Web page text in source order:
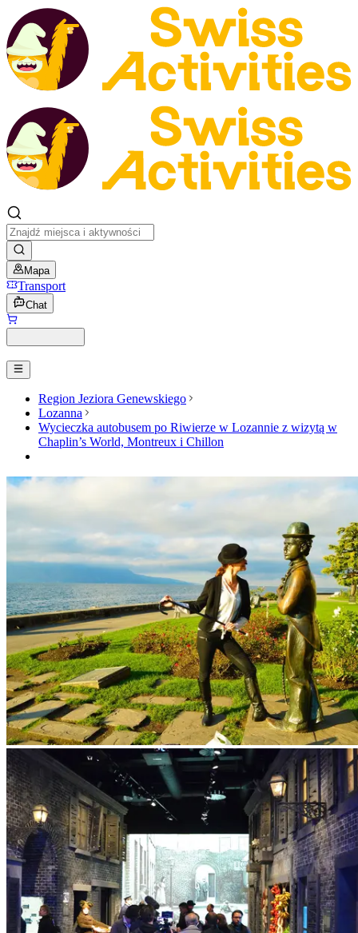
Mapa
Transport
Chat
Region Jeziora Genewskiego
Lozanna
Wycieczka autobusem po Riwierze w Lozannie z wizytą w
Chaplin’s World, Montreux i Chillon